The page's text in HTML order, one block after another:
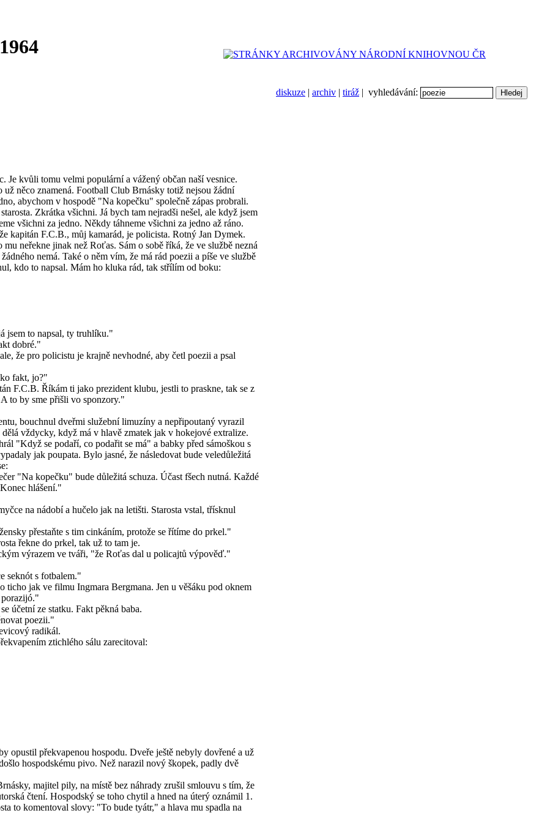
diskuze | archiv | tiráž | vyhledávání:
Je kvůli tomu velmi populární a vážený občan naší vesnice.
něco znamená. Football Club Brnásky totiž nejsou žádní
abychom v hospodě "Na kopečku" společně zápas probrali.
Zkrátka všichni. Já bych tam nejradši nešel, ale když jsem
všichni za jedno. Někdy táhneme všichni za jedno až ráno.
kapitán F.C.B., můj kamarád, je policista. Rotný Jan Dymek.
neřekne jinak než Roťas. Sám o sobě říká, že ve službě nezná
nemá. Také o něm vím, že má rád poezii a píše ve službě
kdo to napsal. Mám ho kluka rád, tak střílím od boku:
jsem to napsal, ty truhlíku."
dobré."
že pro policistu je krajně nevhodné, aby četl poezii a psal
fakt, jo?"
F.C.B. Říkám ti jako prezident klubu, jestli to praskne, tak se z
to by sme přišli vo sponzory."
bouchnul dveřmi služební limuzíny a nepřipoutaný vyrazil
vždycky, když má v hlavě zmatek jak v hokejové extralize.
"Když se podaří, co podařit se má" a babky před sámoškou s
jak poupata. Bylo jasné, že následovat bude veledůležitá
"Na kopečku" bude důležitá schuza. Účast fšech nutná. Každé
hlášení."
na nádobí a hučelo jak na letišti. Starosta vstal, třísknul
přestaňte s tim cinkáním, protože se řítíme do prkel."
řekne do prkel, tak už to tam je.
výrazem ve tváři, "že Roťas dal u policajtů výpověď."
seknót s fotbalem."
ticho jak ve filmu Ingmara Bergmana. Jen u věšáku pod oknem
účetní ze statku. Fakt pěkná baba.
poezii."
radikál.
ztichlého sálu zarecitoval:
opustil překvapenou hospodu. Dveře ještě nebyly dovřené a už
hospodskému pivo. Než narazil nový škopek, padly dvě
majitel pily, na místě bez náhrady zrušil smlouvu s tím, že
čtení. Hospodský se toho chytil a hned na úterý oznámil 1.
to komentoval slovy: "To bude tyátr," a hlava mu spadla na